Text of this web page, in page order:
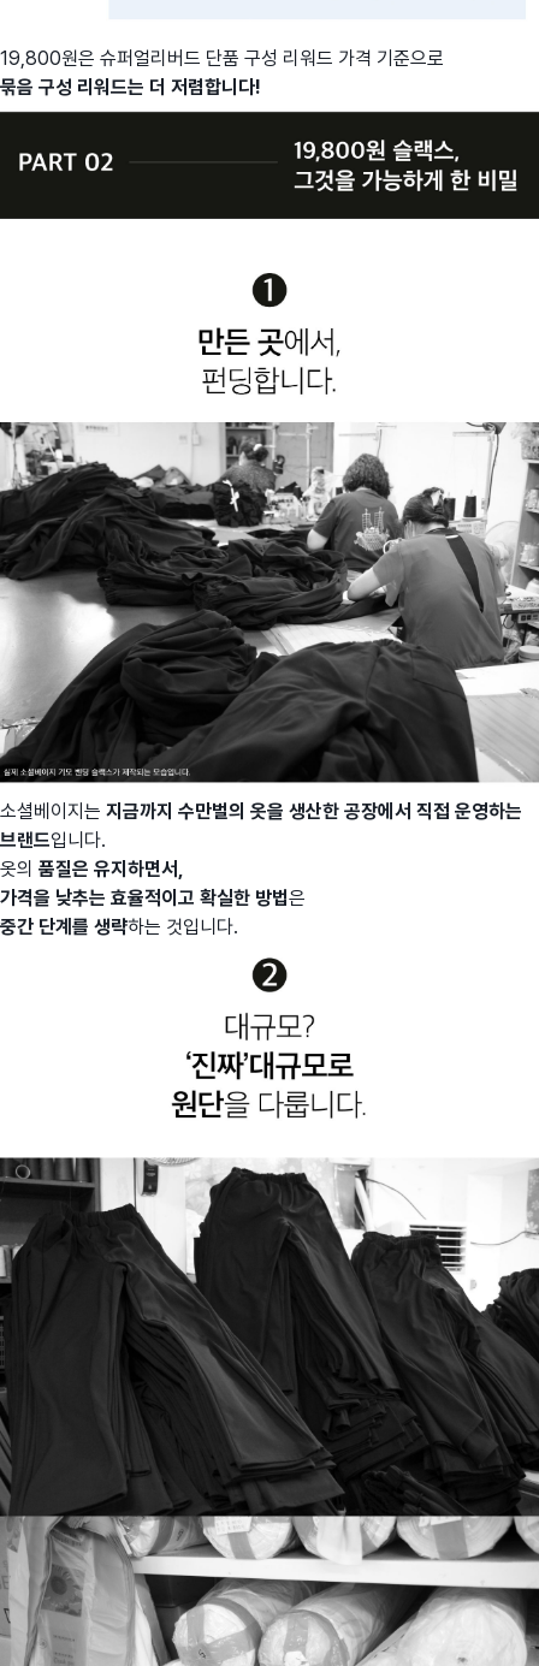
19,800원은 슈퍼얼리버드 단품 구성 리워드 가격 기준으로
묶음 구성 리워드는 더 저렴합니다!
소셜베이지는 지금까지 수만벌의 옷을 생산한 공장에서 직접 운영하는
브랜드입니다.
옷의 품질은 유지하면서,
가격을 낮추는 효율적이고 확실한 방법은
중간 단계를 생략하는 것입니다.